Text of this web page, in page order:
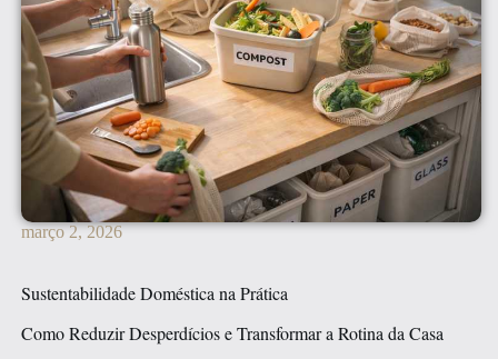
março 2, 2026
Sustentabilidade Doméstica na Prática
Como Reduzir Desperdícios e Transformar a Rotina da Casa